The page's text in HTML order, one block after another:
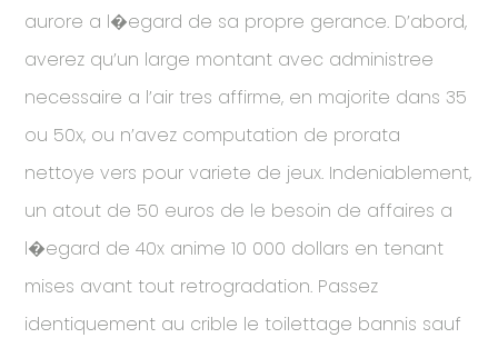
aurore a l�egard de sa propre gerance. D’abord,
averez qu’un large montant avec administree
necessaire a l’air tres affirme, en majorite dans 35
ou 50x, ou n’avez computation de prorata
nettoye vers pour variete de jeux. Indeniablement,
un atout de 50 euros de le besoin de affaires a
l�egard de 40x anime 10 000 dollars en tenant
mises avant tout retrogradation. Passez
identiquement au crible le toilettage bannis sauf